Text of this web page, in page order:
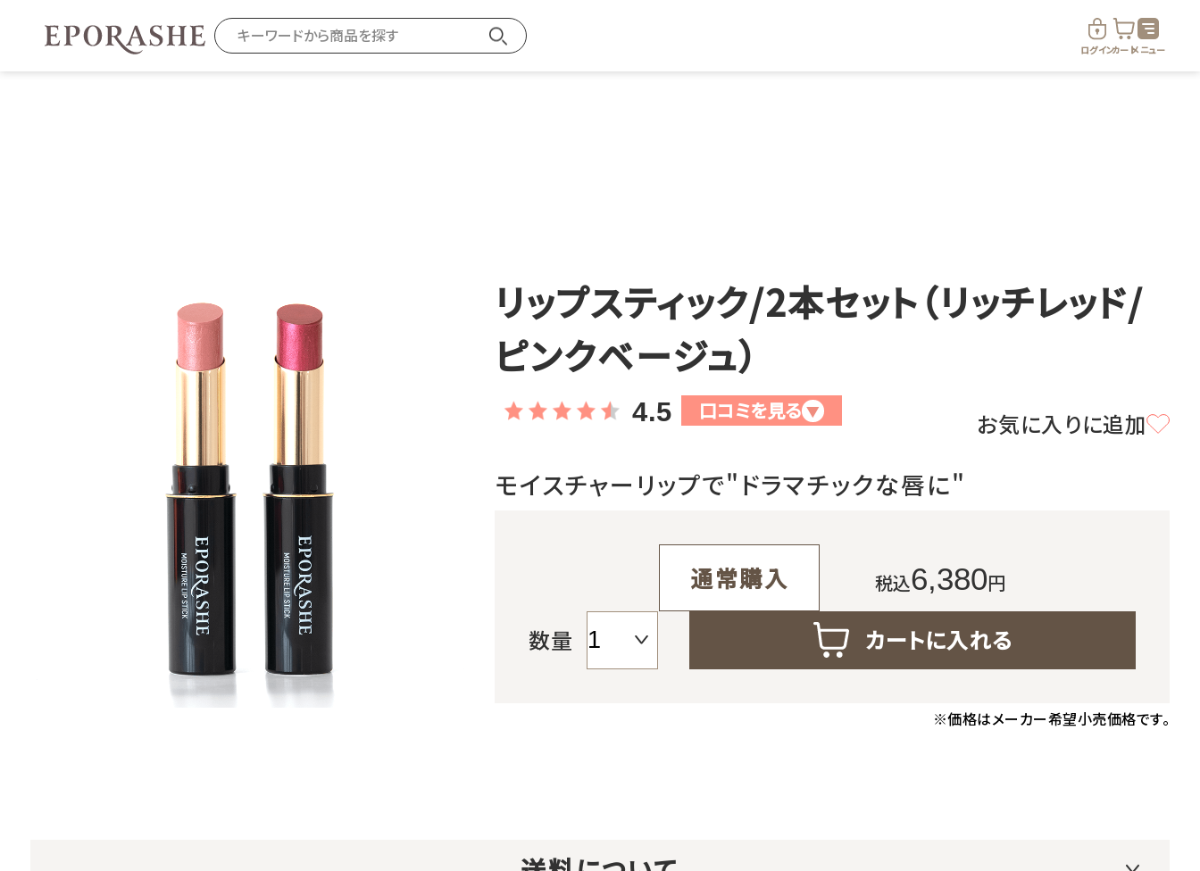
ログインカートメニュー
お得なセット・キャンペーン メンバー特典
送料・配送について
よくあるご質問
定期便サービスご利用ガイド
プライバシーポリシー
リップスティック/2本セット（リッチレッド/
ピンクベージュ）
4.5 口コミを見る ▼ お気に入りに追加
モイスチャーリップで"ドラマチックな唇に"
通常購入 税込6,380円
数量 カートに入れる
※価格はメーカー希望小売価格です。